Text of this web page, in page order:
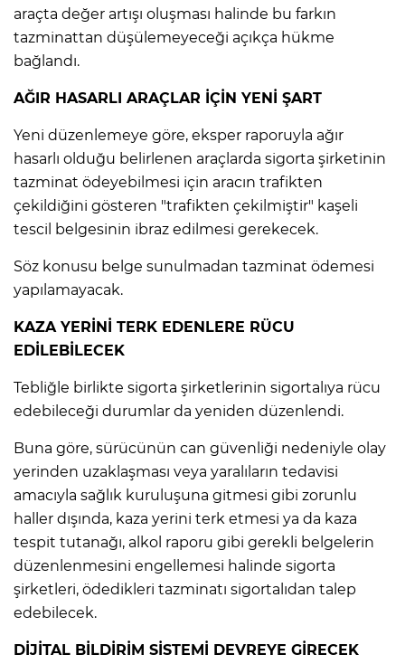
araçta değer artışı oluşması halinde bu farkın
tazminattan düşülemeyeceği açıkça hükme
bağlandı.
AĞIR HASARLI ARAÇLAR İÇİN YENİ ŞART
Yeni düzenlemeye göre, eksper raporuyla ağır
hasarlı olduğu belirlenen araçlarda sigorta şirketinin
tazminat ödeyebilmesi için aracın trafikten
çekildiğini gösteren "trafikten çekilmiştir" kaşeli
tescil belgesinin ibraz edilmesi gerekecek.
Söz konusu belge sunulmadan tazminat ödemesi
yapılamayacak.
KAZA YERİNİ TERK EDENLERE RÜCU
EDİLEBİLECEK
Tebliğle birlikte sigorta şirketlerinin sigortalıya rücu
edebileceği durumlar da yeniden düzenlendi.
Buna göre, sürücünün can güvenliği nedeniyle olay
yerinden uzaklaşması veya yaralıların tedavisi
amacıyla sağlık kuruluşuna gitmesi gibi zorunlu
haller dışında, kaza yerini terk etmesi ya da kaza
tespit tutanağı, alkol raporu gibi gerekli belgelerin
düzenlenmesini engellemesi halinde sigorta
şirketleri, ödedikleri tazminatı sigortalıdan talep
edebilecek.
DİJİTAL BİLDİRİM SİSTEMİ DEVREYE GİRECEK